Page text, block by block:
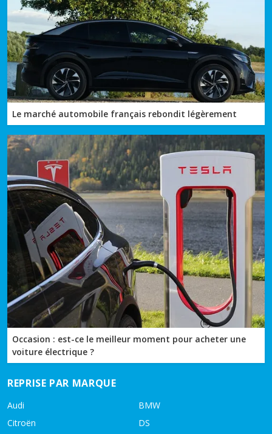
Le marché automobile français rebondit légèrement
Occasion : est-ce le meilleur moment pour acheter une
voiture électrique ?
REPRISE PAR MARQUE
Audi
BMW
Citroën
DS